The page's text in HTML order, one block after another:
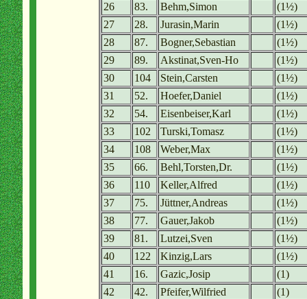
26
83. Behm,Simon
(1½)
27
28. Jurasin,Marin
(1½)
28
87. Bogner,Sebastian
(1½)
29
89. Akstinat,Sven-Ho
(1½)
30
104 Stein,Carsten
(1½)
31
52. Hoefer,Daniel
(1½)
32
54. Eisenbeiser,Karl
(1½)
33
102 Turski,Tomasz
(1½)
34
108 Weber,Max
(1½)
35
66. Behl,Torsten,Dr.
(1½)
36
110 Keller,Alfred
(1½)
37
75. Jüttner,Andreas
(1½)
38
77. Gauer,Jakob
(1½)
39
81. Lutzei,Sven
(1½)
40
122 Kinzig,Lars
(1½)
41
16. Gazic,Josip
(1)
42
42. Pfeifer,Wilfried
(1)